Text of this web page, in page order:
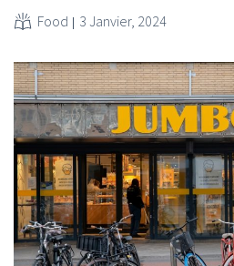
Food 3 Janvier, 2024